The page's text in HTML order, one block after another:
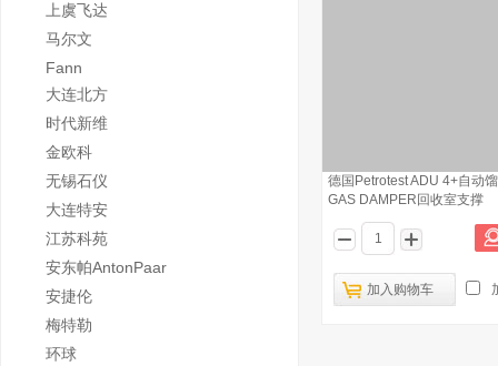
上虞飞达
马尔文
Fann
大连北方
时代新维
金欧科
无锡石仪
大连特安
江苏科苑
安东帕AntonPaar
安捷伦
梅特勒
环球
德国Petrotest ADU 4+自动
GAS DAMPER回收室支撑
加入购物车